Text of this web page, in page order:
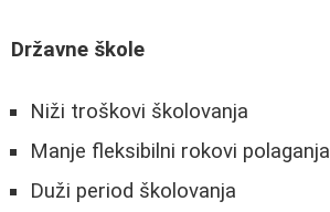
Državne škole
Niži troškovi školovanja
Manje fleksibilni rokovi polaganja
Duži period školovanja